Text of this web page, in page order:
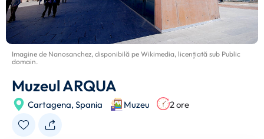
Imagine de Nanosanchez, disponibilă pe Wikimedia, licențiată sub Public
domain.
Muzeul ARQUA
Cartagena, Spania Muzeu 2 ore